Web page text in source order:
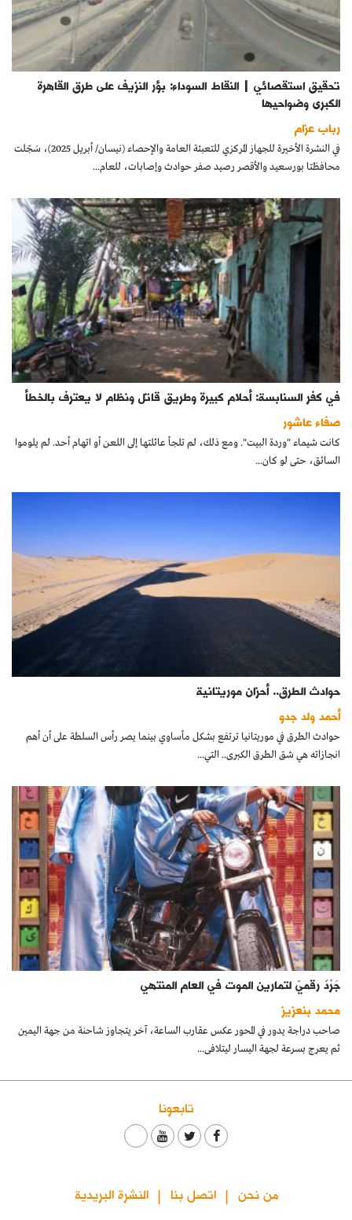
تحقيق استقصائي | النقاط السوداء: بؤر النزيف على طرق القاهرة
الكبرى وضواحيها
رباب عزام
في النشرة الأخيرة للجهاز المركزي للتعبئة العامة والإحصاء (نيسان/ أبريل 2025)، سَجّلت
محافظتا بورسعيد والأقصر رصيد صفر حوادث وإصابات، للعام...
في كفر السنابسة: أحلام كبيرة وطريق قاتل ونظام لا يعترف بالخطأ
صفاء عاشور
كانت شيماء "وردة البيت". ومع ذلك، لم تلجأ عائلتها إلى اللعن أو اتهام أحد. لم يلوموا
السائق، حتى لو كان...
حوادث الطرق.. أحزان موريتانية
أحمد ولد جدو
حوادث الطرق في موريتانيا ترتفع بشكل مأساوي بينما يصر رأس السلطة على أن أهم
انجازاته هي شق الطرق الكبرى.. التي...
جَرْدٌ رقميّ لتمارين الموت في العام المنتهي
محمد بنعزيز
صاحب دراجة يدور في المحور عكس عقارب الساعة، آخر يتجاوز شاحنة من جهة اليمين
ثم يعرج بسرعة لجهة اليسار ليتلافى...
تابعونا
من نحن اتصل بنا النشرة البريدية